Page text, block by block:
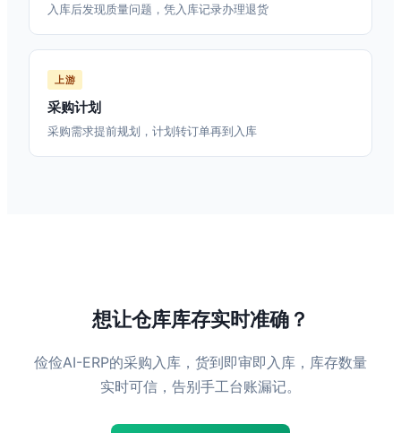
入库后发现质量问题，凭入库记录办理退货
上游
采购计划
采购需求提前规划，计划转订单再到入库
想让仓库库存实时准确？
俭俭AI-ERP的采购入库，货到即审即入库，库存数量
实时可信，告别手工台账漏记。